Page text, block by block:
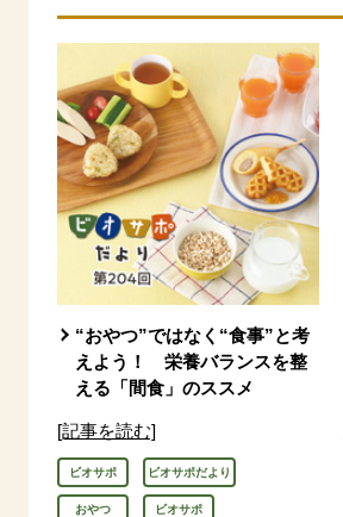
“おやつ”ではなく“食事”と考
えよう！ 栄養バランスを整
える「間食」のススメ
[記事を読む]
ビオサポ ビオサポだより
おやつ ビオサポ